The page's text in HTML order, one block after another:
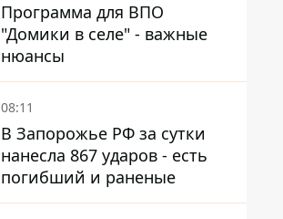
Программа для ВПО
"Домики в селе" - важные
нюансы
08:11
В Запорожье РФ за сутки
нанесла 867 ударов - есть
погибший и раненые